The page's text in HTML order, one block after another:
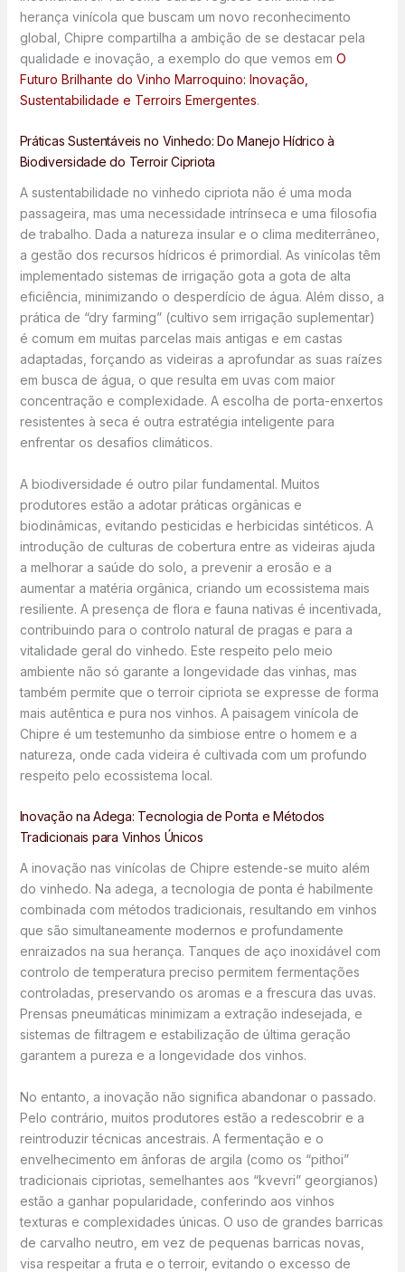
herança vinícola que buscam um novo reconhecimento
global, Chipre compartilha a ambição de se destacar pela
qualidade e inovação, a exemplo do que vemos em O
Futuro Brilhante do Vinho Marroquino: Inovação,
Sustentabilidade e Terroirs Emergentes.
Práticas Sustentáveis no Vinhedo: Do Manejo Hídrico à
Biodiversidade do Terroir Cipriota
A sustentabilidade no vinhedo cipriota não é uma moda
passageira, mas uma necessidade intrínseca e uma filosofia
de trabalho. Dada a natureza insular e o clima mediterrâneo,
a gestão dos recursos hídricos é primordial. As vinícolas têm
implementado sistemas de irrigação gota a gota de alta
eficiência, minimizando o desperdício de água. Além disso, a
prática de “dry farming” (cultivo sem irrigação suplementar)
é comum em muitas parcelas mais antigas e em castas
adaptadas, forçando as videiras a aprofundar as suas raízes
em busca de água, o que resulta em uvas com maior
concentração e complexidade. A escolha de porta-enxertos
resistentes à seca é outra estratégia inteligente para
enfrentar os desafios climáticos.
A biodiversidade é outro pilar fundamental. Muitos
produtores estão a adotar práticas orgânicas e
biodinâmicas, evitando pesticidas e herbicidas sintéticos. A
introdução de culturas de cobertura entre as videiras ajuda
a melhorar a saúde do solo, a prevenir a erosão e a
aumentar a matéria orgânica, criando um ecossistema mais
resiliente. A presença de flora e fauna nativas é incentivada,
contribuindo para o controlo natural de pragas e para a
vitalidade geral do vinhedo. Este respeito pelo meio
ambiente não só garante a longevidade das vinhas, mas
também permite que o terroir cipriota se expresse de forma
mais autêntica e pura nos vinhos. A paisagem vinícola de
Chipre é um testemunho da simbiose entre o homem e a
natureza, onde cada videira é cultivada com um profundo
respeito pelo ecossistema local.
Inovação na Adega: Tecnologia de Ponta e Métodos
Tradicionais para Vinhos Únicos
A inovação nas vinícolas de Chipre estende-se muito além
do vinhedo. Na adega, a tecnologia de ponta é habilmente
combinada com métodos tradicionais, resultando em vinhos
que são simultaneamente modernos e profundamente
enraizados na sua herança. Tanques de aço inoxidável com
controlo de temperatura preciso permitem fermentações
controladas, preservando os aromas e a frescura das uvas.
Prensas pneumáticas minimizam a extração indesejada, e
sistemas de filtragem e estabilização de última geração
garantem a pureza e a longevidade dos vinhos.
No entanto, a inovação não significa abandonar o passado.
Pelo contrário, muitos produtores estão a redescobrir e a
reintroduzir técnicas ancestrais. A fermentação e o
envelhecimento em ânforas de argila (como os “pithoi”
tradicionais cipriotas, semelhantes aos “kvevri” georgianos)
estão a ganhar popularidade, conferindo aos vinhos
texturas e complexidades únicas. O uso de grandes barricas
de carvalho neutro, em vez de pequenas barricas novas,
visa respeitar a fruta e o terroir, evitando o excesso de